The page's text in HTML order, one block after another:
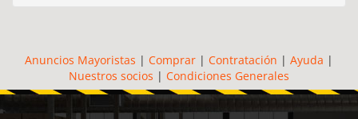
Anuncios Mayoristas | Comprar | Contratación | Ayuda |
Nuestros socios | Condiciones Generales